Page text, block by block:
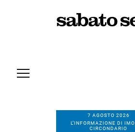
7 AGOSTO 2026
L’INFORMAZIONE DI
CIRCONDARIO